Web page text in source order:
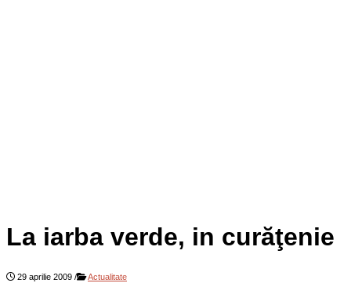
La iarba verde, in curăţenie
29 aprilie 2009 / Actualitate